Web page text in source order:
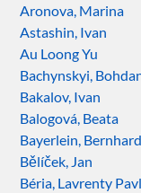
Aronova, Marina
Astashin, Ivan
Au Loong Yu
Bachynskyi,
Bakalov, Ivan
Balogová, Beata
Bayerlein, Bernhard
Bělíček, Jan
Béria, Lavrenty